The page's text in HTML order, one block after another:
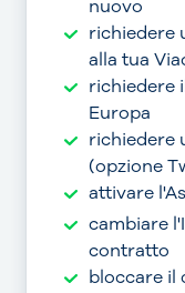
nuovo
richiedere
alla tua
richiedere
Europa
richiedere
(opzione
attivare
cambiare
contratto
bloccare il